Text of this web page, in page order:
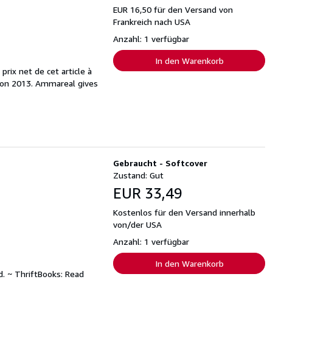
EUR 16,50 für den Versand von
Frankreich nach USA
Anzahl: 1 verfügbar
In den Warenkorb
net de cet article à
2013. Ammareal gives
Gebraucht - Softcover
Zustand: Gut
EUR 33,49
Kostenlos für den Versand innerhalb
von/der USA
Anzahl: 1 verfügbar
In den Warenkorb
~ ThriftBooks: Read